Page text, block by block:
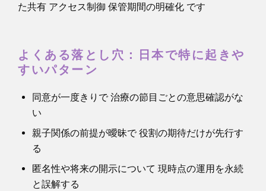
た共有 アクセス制御 保管期間の明確化 です
よくある落とし穴：日本で特に起きや
すいパターン
同意が一度きりで 治療の節目ごとの意思確認がな
い
親子関係の前提が曖昧で 役割の期待だけが先行す
る
匿名性や将来の開示について 現時点の運用を永続
と誤解する